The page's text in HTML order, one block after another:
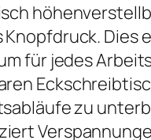
für jedes
zu